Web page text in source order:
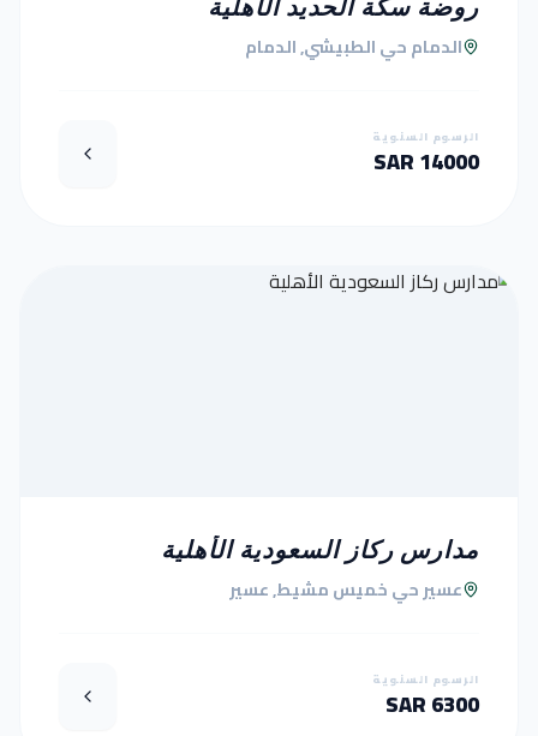
روضة سكة الحديد الأهلية
الدمام حي الطبيشي, الدمام
الرسوم السنوية
14000 SAR
مدارس ركاز السعودية الأهلية
عسير حي خميس مشيط, عسير
الرسوم السنوية
6300 SAR